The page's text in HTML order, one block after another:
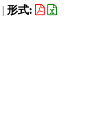
| 形式: